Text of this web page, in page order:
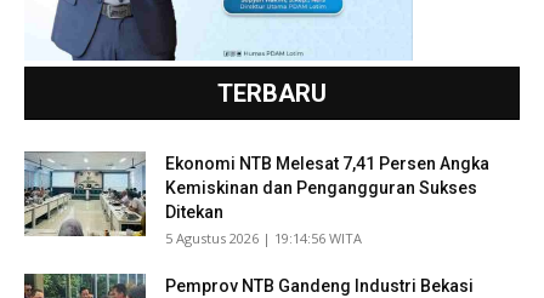
TERBARU
Ekonomi NTB Melesat 7,41 Persen Angka
Kemiskinan dan Pengangguran Sukses
Ditekan
​5 Agustus 2026 | 19:14:56 WITA
Pemprov NTB Gandeng Industri Bekasi